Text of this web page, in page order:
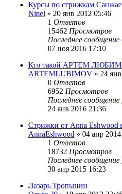
Курсы по стрижкам
Ninel » 20 янв 2012 05:46
1 Ответов
15462 Просмотров
Последнее сообщение
07 ноя 2016 17:10
Кто такой АРТЕМ
ARTEMLUBIMOV » 24
0 Ответов
6952 Просмотров
Последнее сообщение
24 янв 2016 21:36
Стрижки от Anna Eshwood
AnnaEshwood » 04 апр
1 Ответов
18732 Просмотров
Последнее сообщение
30 апр 2015 16:23
Лазарь Тропынин